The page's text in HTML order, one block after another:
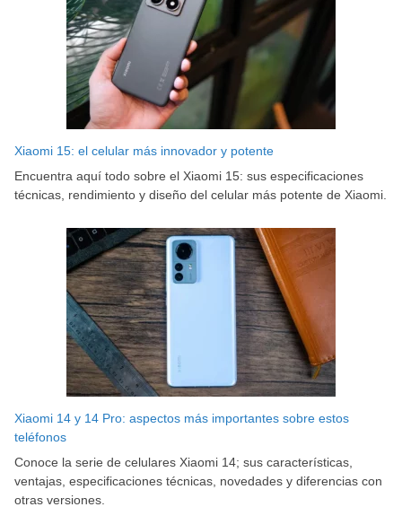
Xiaomi 15: el celular más innovador y potente
Encuentra aquí todo sobre el Xiaomi 15: sus especificaciones
técnicas, rendimiento y diseño del celular más potente de Xiaomi.
Xiaomi 14 y 14 Pro: aspectos más importantes sobre estos
teléfonos
Conoce la serie de celulares Xiaomi 14; sus características,
ventajas, especificaciones técnicas, novedades y diferencias con
otras versiones.